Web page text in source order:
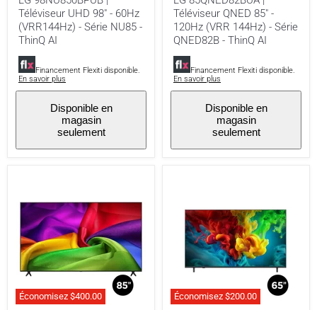
(VRR144Hz)
Série
NU85
ThinQ
AI
Téléviseur UHD 98" - 60Hz
(VRR144Hz) - Série NU85 -
ThinQ AI
Financement Flexiti disponible.
En savoir plus
Disponible en
magasin
seulement
(VRR
144Hz)
Série
QNED82B
ThinQ
AI
Téléviseur QNED 85" -
120Hz (VRR 144Hz) - Série
QNED82B - ThinQ AI
Financement Flexiti disponible.
En savoir plus
Disponible en
magasin
seulement
Économisez $400.00 Économisez $200.00